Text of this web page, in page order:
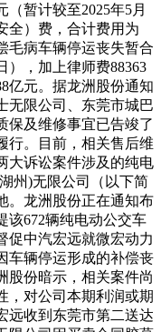
（暂计较至2025年5月
全）费，合计费用为
毛病车辆停运丧失暂合
），加上律师费88363
亿元。据龙洲股份通知
无限公司、东莞市城巴
保及维修事宜已告竣了
行。目前，相关售后维
大诉讼案件涉及的纯电
州)无限公司（以下简
。龙洲股份正在通知布
该672辆纯电动公交车
促中汽宏远就微宏动力
车辆停运形成的补偿丧
股份暗示，相关案件尚
，对公司本期利润或期
远收到东莞市第二送达